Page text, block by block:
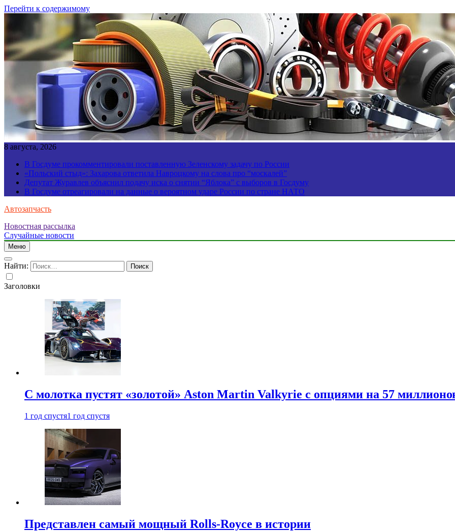
Перейти к содержимому
8 августа, 2026
В Госдуме прокомментировали поставленную Зеленскому задачу по России
«Польский стыд»: Захарова ответила Навроцкому на слова про “москалей”
Депутат Журавлев объяснил подачу иска о снятии “Яблока” с выборов в Госдуму
В Госдуме отреагировали на данные о вероятном ударе России по стране НАТО
Автозапчасть
Новостная рассылка
Случайные новости
Меню
Найти:
Заголовки
С молотка пустят «золотой» Aston Martin Valkyrie с опциями на 57
1 год спустя1 год спустя
Представлен самый мощный Rolls-Royce в истории